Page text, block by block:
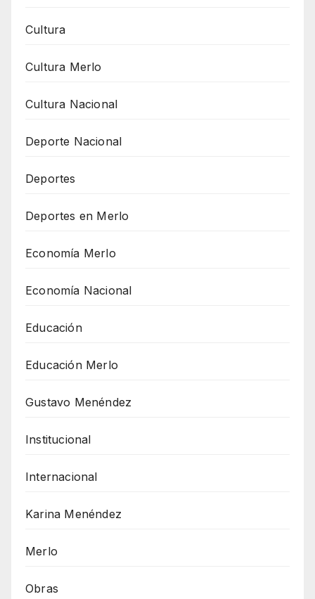
Cultura
Cultura Merlo
Cultura Nacional
Deporte Nacional
Deportes
Deportes en Merlo
Economía Merlo
Economía Nacional
Educación
Educación Merlo
Gustavo Menéndez
Institucional
Internacional
Karina Menéndez
Merlo
Obras